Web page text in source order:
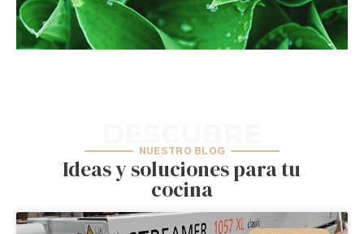
NUESTRO BLOG
Ideas y soluciones para tu
cocina